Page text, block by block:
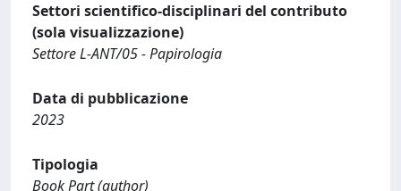
Settori scientifico-disciplinari del contributo
(sola visualizzazione)
Settore L-ANT/05 - Papirologia
Data di pubblicazione
2023
Tipologia
Book Part (author)